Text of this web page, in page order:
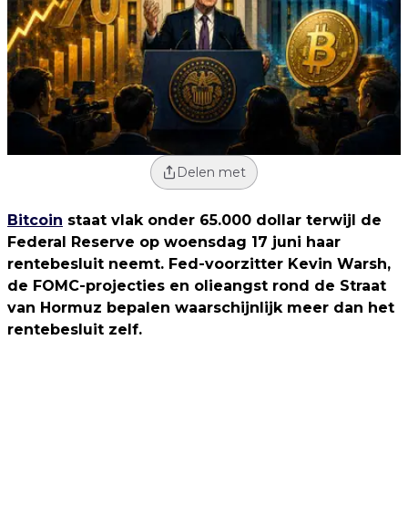
Delen met
Bitcoin staat vlak onder 65.000 dollar terwijl de
Federal Reserve op woensdag 17 juni haar
rentebesluit neemt. Fed-voorzitter Kevin Warsh,
de FOMC-projecties en olieangst rond de Straat
van Hormuz bepalen waarschijnlijk meer dan het
rentebesluit zelf.